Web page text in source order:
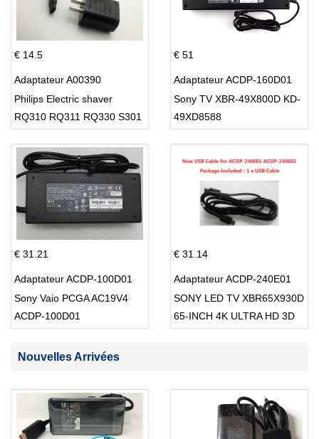
€ 14.5
Adaptateur A00390
Philips Electric shaver
RQ310 RQ311 RQ330 S301
€ 51
Adaptateur ACDP-160D01
Sony TV XBR-49X800D KD-
49XD8588
€ 31.21
Adaptateur ACDP-100D01
Sony Vaio PCGA AC19V4
ACDP-100D01
€ 31.14
Adaptateur ACDP-240E01
SONY LED TV XBR65X930D
65-INCH 4K ULTRA HD 3D
Nouvelles Arrivées